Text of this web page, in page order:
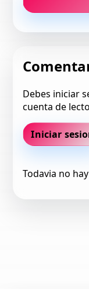
Debes iniciar
cuenta de
Iniciar
Todavia no